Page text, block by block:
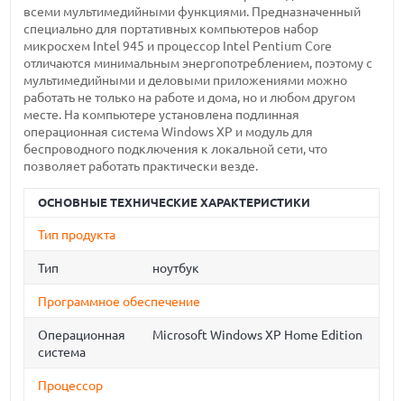
всеми мультимедийными функциями. Предназначенный
специально для портативных компьютеров набор
микросхем Intel 945 и процессор Intel Pentium Core
отличаются минимальным энергопотреблением, поэтому с
мультимедийными и деловыми приложениями можно
работать не только на работе и дома, но и любом другом
месте. На компьютере установлена подлинная
операционная система Windows XP и модуль для
беспроводного подключения к локальной сети, что
позволяет работать практически везде.
ОСНОВНЫЕ ТЕХНИЧЕСКИЕ ХАРАКТЕРИСТИКИ
Тип продукта
Тип ноутбук
Программное обеспечение
Операционная
система
Microsoft Windows XP Home Edition
Процессор